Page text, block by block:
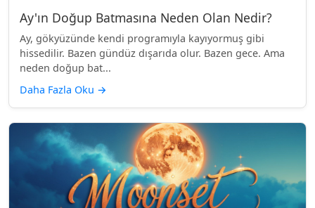
Ay'ın Doğup Batmasına Neden Olan Nedir?
Ay, gökyüzünde kendi programıyla kayıyormuş gibi
hissedilir. Bazen gündüz dışarıda olur. Bazen gece. Ama
neden doğup bat...
Daha Fazla Oku →